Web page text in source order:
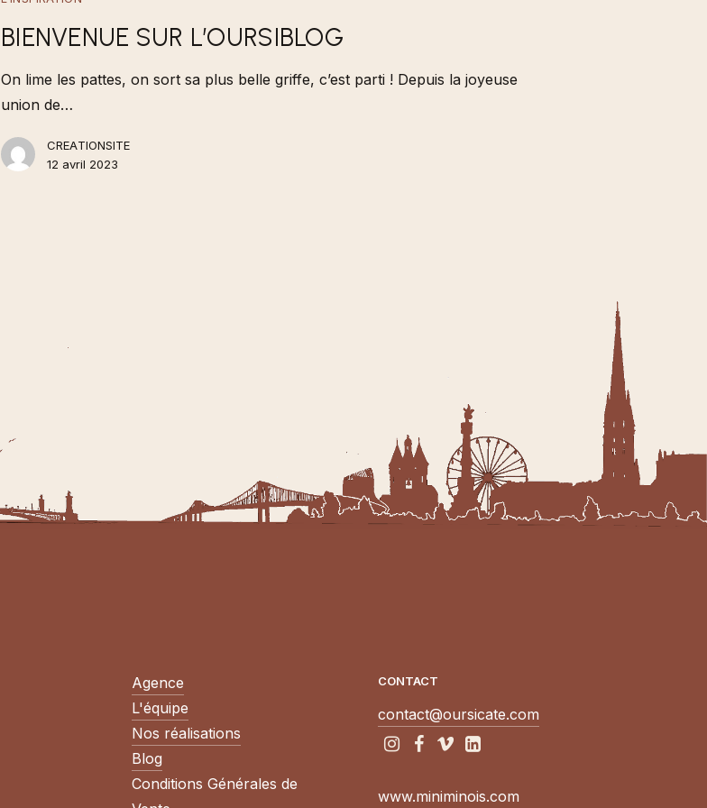
BIENVENUE SUR L’OURSIBLOG
On lime les pattes, on sort sa plus belle griffe, c’est parti ! Depuis la joyeuse
union de…
CREATIONSITE
12 avril 2023
Agence
L'équipe
Nos réalisations
Blog
Conditions Générales de
CONTACT
contact@oursicate.com
www.miniminois.com